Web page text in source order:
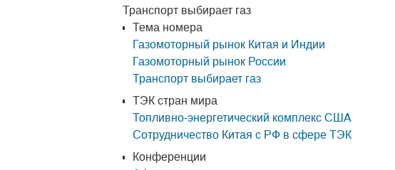
Транспорт выбирает газ
Тема номера
Газомоторный рынок Китая и Индии
Газомоторный рынок России
Транспорт выбирает газ
ТЭК стран мира
Топливно-энергетический комплекс США
Сотрудничество Китая с РФ в сфере ТЭК
Конференции